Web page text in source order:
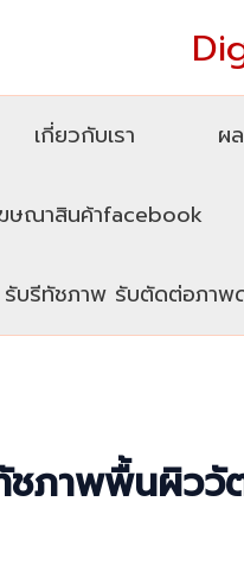
เกี่ยวกับเรา ผ
ษณาสินค้าfacebook
บรีทัชภาพ รับตัดต่อภาพ
ชภาพพื้นผิววั